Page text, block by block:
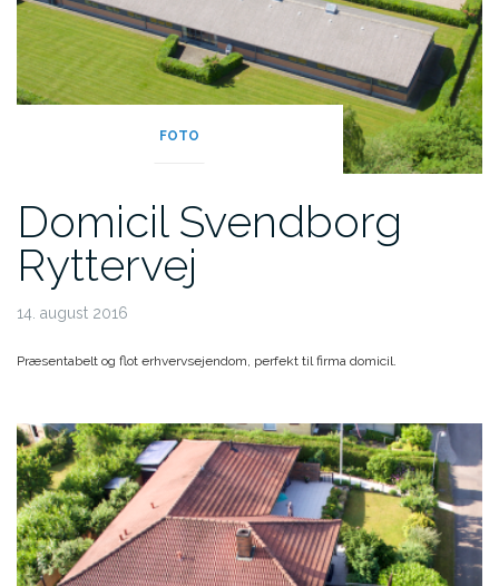
FOTO
Domicil Svendborg
Ryttervej
14. august 2016
Præsentabelt og flot erhvervsejendom, perfekt til firma domicil.